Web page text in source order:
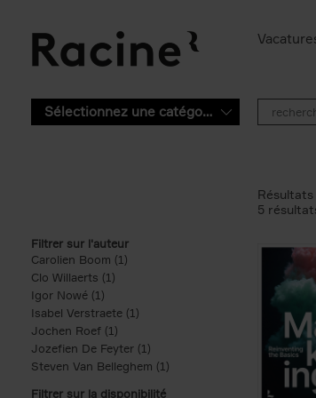
Sélectionnez une catégorie
Filtrer sur l'auteur
Carolien Boom (1)
Clo Willaerts (1)
Igor Nowé (1)
Isabel Verstraete (1) Apply Isabel Verstraete filter
Jochen Roef (1)
Jozefien De Feyter (1) Apply Jozefien De Feyter filter
Steven Van Belleghem (1) Apply Steven Van
Filtrer sur la disponibilité
5